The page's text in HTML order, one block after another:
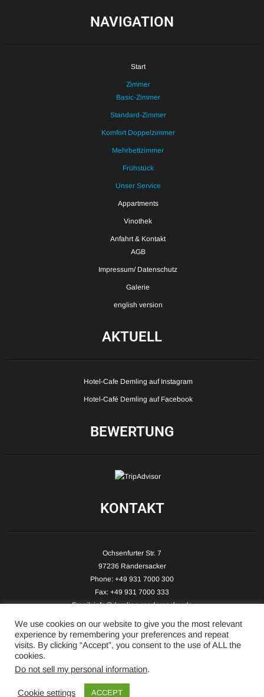
NAVIGATION
Start
Zimmer
Basic-Zimmer
Standard-Zimmer
Komfort Doppelzimmer
Mehrbettzimmer
Frühstück
Unser Service
Appartments
Vinothek
Anfahrt & Kontakt
AGB
Impressum/ Datenschutz
Galerie
english version
AKTUELL
Hotel-Cafe Demling auf Instagram
Hotel-Café Demling auf Facebook
BEWERTUNG
KONTAKT
Ochsenfurter Str. 7
97236 Randersacker
Phone: +49 931 7000 300
Fax: +49 931 7000 333
Email:info@demling-randersacker.de
Copyright © 2026 Hotel-Café Demling - All Rights Reserved.
We use cookies on our website to give you the most relevant
experience by remembering your preferences and repeat
visits. By clicking “Accept”, you consent to the use of ALL the
cookies.
Do not sell my personal information.
Cookie settings ACCEPT